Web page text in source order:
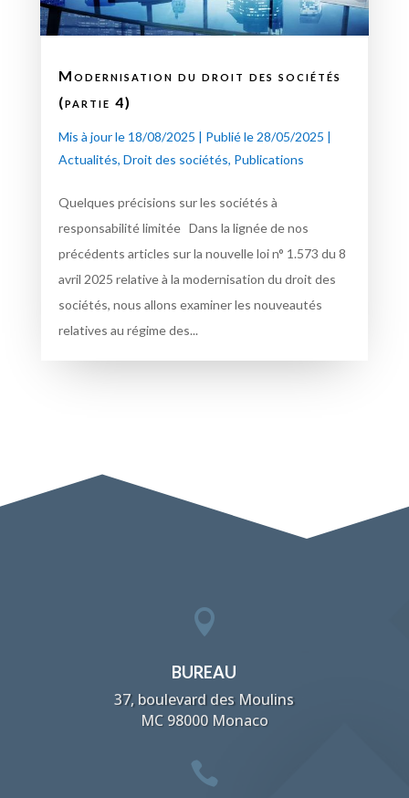
Modernisation du droit des sociétés
(partie 4)
Mis à jour le 18/08/2025 | Publié le 28/05/2025 |
Actualités, Droit des sociétés, Publications
Quelques précisions sur les sociétés à
responsabilité limitée Dans la lignée de nos
précédents articles sur la nouvelle loi n° 1.573 du 8
avril 2025 relative à la modernisation du droit des
sociétés, nous allons examiner les nouveautés
relatives au régime des...

BUREAU
37, boulevard des Moulins
MC 98000 Monaco
